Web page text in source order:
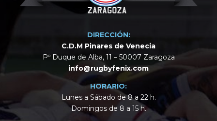
DIRECCIÓN:
C.D.M Pinares de Venecia
Pº Duque de Alba, 11 – 50007 Zaragoza
info@rugbyfenix.com
HORARIO:
Lunes a Sábado de 8 a 22 h.
Domingos de 8 a 15 h.